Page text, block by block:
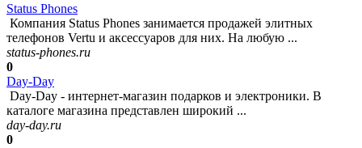
Status Phones
Компания Status Phones занимается продажей элитных
телефонов Vertu и аксессуаров для них. На любую ...
status-phones.ru
0
Day-Day
Day-Day - интернет-магазин подарков и электроники. В
каталоге магазина представлен широкий ...
day-day.ru
0